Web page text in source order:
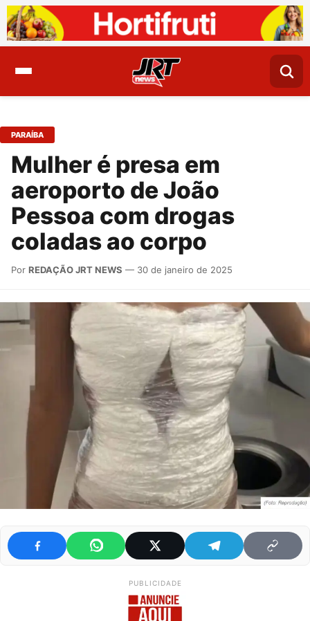
PARAÍBA
Mulher é presa em
aeroporto de João
Pessoa com drogas
coladas ao corpo
Por REDAÇÃO JRT NEWS — 30 de janeiro de 2025
PUBLICIDADE